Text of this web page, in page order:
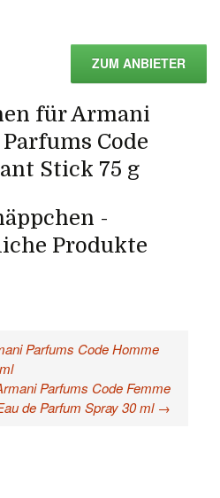
ZUM ANBIETER
für Armani
Code
Stick 75 g
-
Produkte
Parfums Code Homme
Parfums Code Femme
de Parfum Spray 30 ml →